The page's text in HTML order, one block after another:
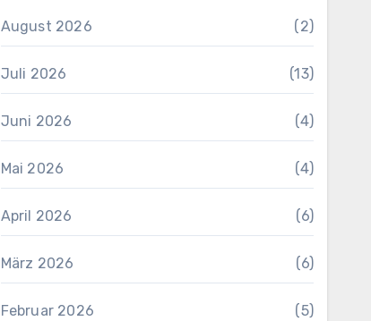
August 2026 (2)
Juli 2026 (13)
Juni 2026 (4)
Mai 2026 (4)
April 2026 (6)
März 2026 (6)
Februar 2026 (5)